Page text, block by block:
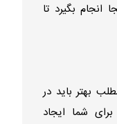
انجام بگیرد تا
بهتر باید در
شما ایجاد